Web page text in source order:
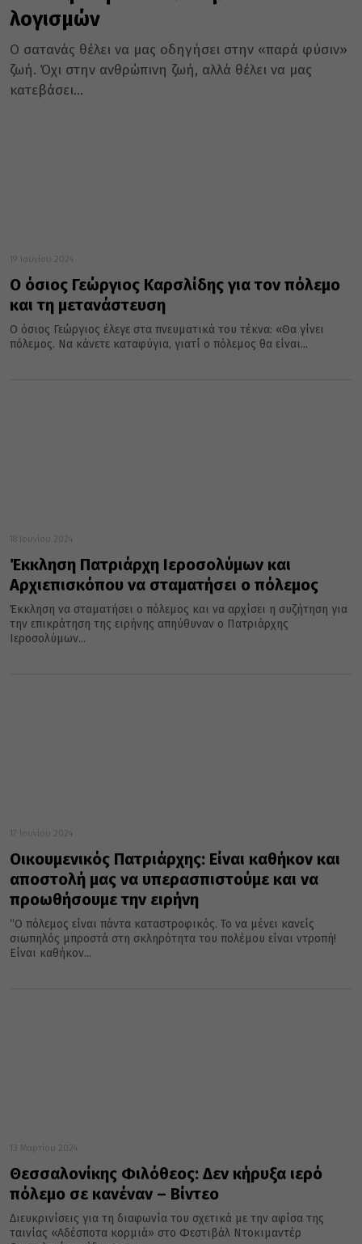
λογισμών
Ο σατανάς θέλει να μας οδηγήσει στην «παρά φύσιν»
ζωή. Όχι στην ανθρώπινη ζωή, αλλά θέλει να μας
κατεβάσει...
19 Ιουνίου 2024
O όσιος Γεώργιος Καρσλίδης για τον πόλεμο
και τη μετανάστευση
Ο όσιος Γεώργιος έλεγε στα πνευματικά του τέκνα: «Θα γίνει
πόλεμος. Να κάνετε καταφύγια, γιατί ο πόλεμος θα είναι...
18 Ιουνίου 2024
Έκκληση Πατριάρχη Ιεροσολύμων και
Αρχιεπισκόπου να σταματήσει ο πόλεμος
Έκκληση να σταματήσει ο πόλεμος και να αρχίσει η συζήτηση για
την επικράτηση της ειρήνης απηύθυναν ο Πατριάρχης
Ιεροσολύμων...
17 Ιουνίου 2024
Οικουμενικός Πατριάρχης: Είναι καθήκον και
αποστολή μας να υπερασπιστούμε και να
προωθήσουμε την ειρήνη
“Ο πόλεμος είναι πάντα καταστροφικός. Το να μένει κανείς
σιωπηλός μπροστά στη σκληρότητα του πολέμου είναι ντροπή!
Είναι καθήκον...
13 Μαρτίου 2024
Θεσσαλονίκης Φιλόθεος: Δεν κήρυξα ιερό
πόλεμο σε κανέναν – Βίντεο
Διευκρινίσεις για τη διαφωνία του σχετικά με την αφίσα της
ταινίας «Αδέσποτα κορμιά» στο Φεστιβάλ Ντοκιμαντέρ